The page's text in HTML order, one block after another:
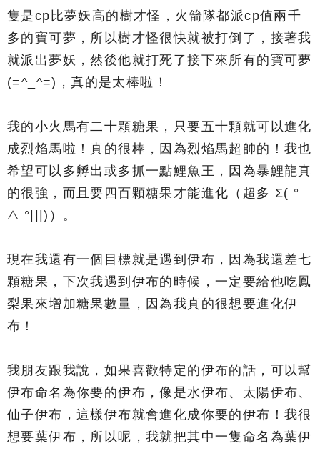
隻是cp比夢妖高的樹才怪，火箭隊都派cp值兩千
多的寶可夢，所以樹才怪很快就被打倒了，接著我
就派出夢妖，然後他就打死了接下來所有的寶可夢
(=^_^=)，真的是太棒啦！
我的小火馬有二十顆糖果，只要五十顆就可以進化
成烈焰馬啦！真的很棒，因為烈焰馬超帥的！我也
希望可以多孵出或多抓一點鯉魚王，因為暴鯉龍真
的很強，而且要四百顆糖果才能進化（超多 Σ( °
△ °|||)）。
現在我還有一個目標就是遇到伊布，因為我還差七
顆糖果，下次我遇到伊布的時候，一定要給他吃鳳
梨果來增加糖果數量，因為我真的很想要進化伊
布！
我朋友跟我說，如果喜歡特定的伊布的話，可以幫
伊布命名為你要的伊布，像是水伊布、太陽伊布、
仙子伊布，這樣伊布就會進化成你要的伊布！我很
想要葉伊布，所以呢，我就把其中一隻命名為葉伊